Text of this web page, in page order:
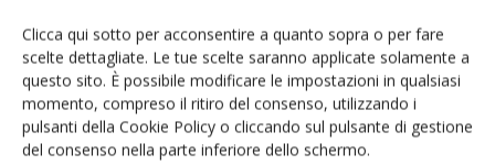
Clicca qui sotto per acconsentire a quanto sopra o per fare
scelte dettagliate. Le tue scelte saranno applicate solamente a
questo sito. È possibile modificare le impostazioni in qualsiasi
momento, compreso il ritiro del consenso, utilizzando i
pulsanti della Cookie Policy o cliccando sul pulsante di gestione
del consenso nella parte inferiore dello schermo.